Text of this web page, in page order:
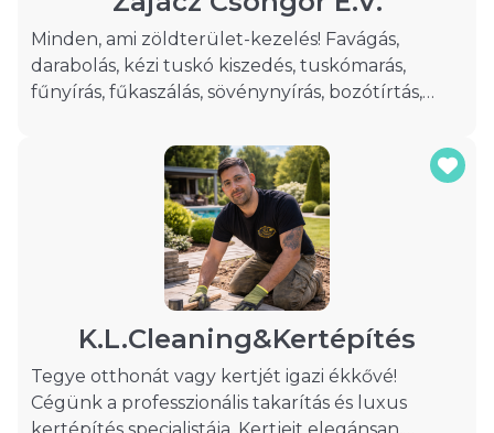
Minden, ami zöldterület-kezelés! Favágás,
darabolás, kézi tuskó kiszedés, tuskómarás,
fűnyírás, fűkaszálás, sövénynyírás, bozótírtás,
zöldhulladék elszállítás, tüzifa darabolás,
hasogatás, földmunka ( kézi alapásás,
közműfeltárás, termőföld szállítás, terítés,
rotakapálás, gyomlálás, vegyszeres gyomírtás).
Magánszemélyek, vállalkozások,
önkormányzatok, társasházak részére,
Budapesten, Pest-megyében és Nógrád-
megyében!
K.L.Cleaning&Kertépítés
Tegye otthonát vagy kertjét igazi ékkővé!
Cégünk a professzionális takarítás és luxus